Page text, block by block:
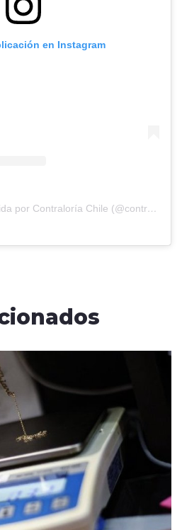
en Instagram
Una publicación compartida por Contraloría Chile (@contraloriacl)